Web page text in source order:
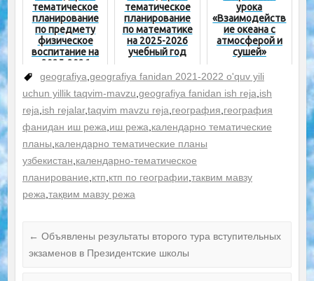
тематическое
планирование
по предмету
физическое
воспитание на
2025-2026
учебный год
тематическое
планирование
по математике
на 2025-2026
учебный год
урока
«Взаимодейств
ие океана с
атмосферой и
сушей»
geografiya,geografiya fanidan 2021-2022 o'quv yili
uchun yillik taqvim-mavzu,geografiya fanidan ish reja,ish
reja,ish rejalar,taqvim mavzu reja,география,география
фанидан иш режа,иш режа,календарно тематические
планы,календарно тематические планы
узбекистан,календарно-тематическое
планирование,ктп,ктп по географии,таквим мавзу
режа,тақвим мавзу режа
← Объявлены результаты второго тура вступительных
экзаменов в Президентские школы